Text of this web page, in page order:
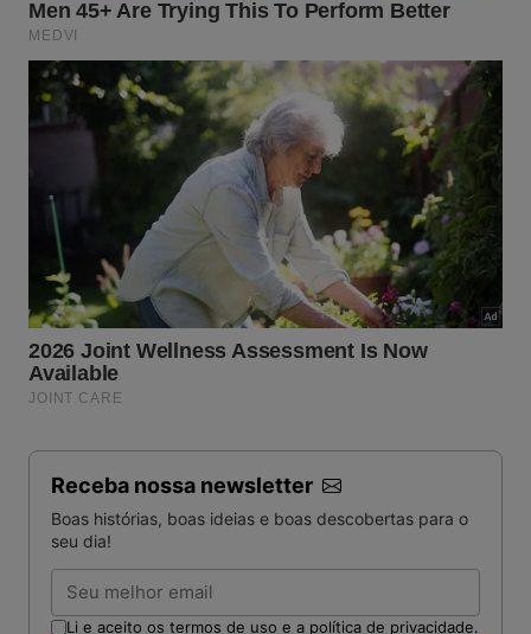
Receba nossa newsletter
Boas histórias, boas ideias e boas descobertas para o
seu dia!
Email
Li e aceito os termos de uso e a política de privacidade.